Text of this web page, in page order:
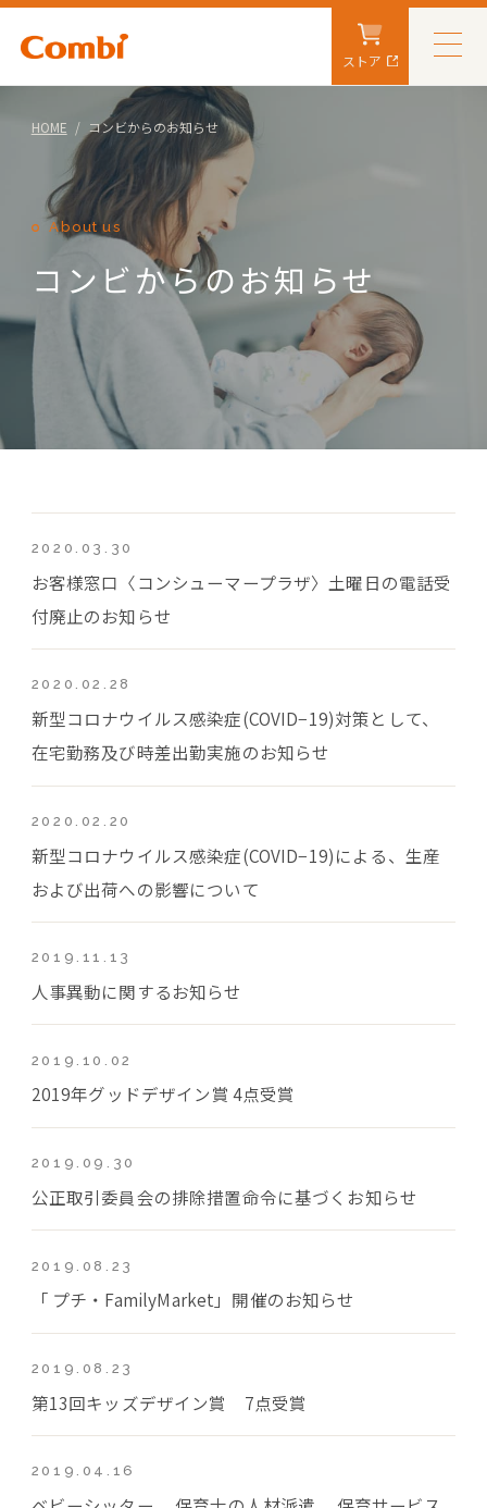
ストア
HOME コンビからのお知らせ
About us
コンビからのお知らせ
2020.03.30
お客様窓口〈コンシューマープラザ〉土曜日の電話受
付廃止のお知らせ
2020.02.28
新型コロナウイルス感染症(COVID−19)対策として、
在宅勤務及び時差出勤実施のお知らせ
2020.02.20
新型コロナウイルス感染症(COVID−19)による、生産
および出荷への影響について
2019.11.13
人事異動に関するお知らせ
2019.10.02
2019年グッドデザイン賞 4点受賞
2019.09.30
公正取引委員会の排除措置命令に基づくお知らせ
2019.08.23
「 プチ・FamilyMarket」開催のお知らせ
2019.08.23
第13回キッズデザイン賞 7点受賞
2019.04.16